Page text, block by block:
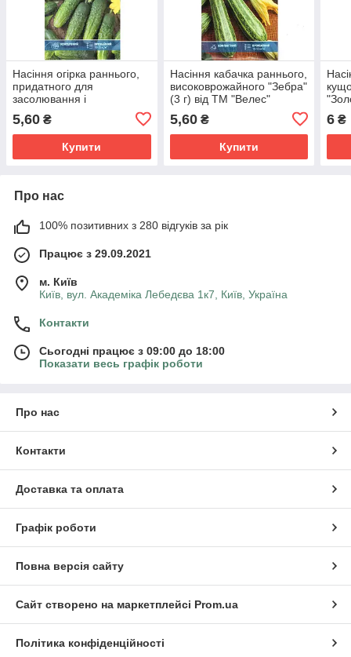
Насіння огірка раннього,
придатного для
засолювання і
"Сремский" F1 (0,5 г) від
ТМ "Велес"
5,60 ₴
Купити
Насіння кабачка раннього,
високоврожайного "Зебра"
(3 г) від ТМ "Велес"
5,60₴
Купити
6 ₴
Про нас
100% позитивних з 280 відгуків за рік
Працює з 29.09.2021
м. Київ
Київ, вул. Академіка Лебедєва 1к7, Київ, Україна
Контакти
Сьогодні працює з 09:00 до 18:00
Показати весь графік роботи
Про нас
Контакти
Доставка та оплата
Графік роботи
Повна версія сайту
Сайт створено на маркетплейсі Prom.ua
Політика конфіденційності